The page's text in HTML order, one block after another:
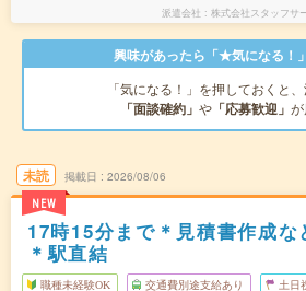
派遣会社 株式会社スタッフサ
興味があったら「★気になる！
「気になる！」を押しておくと
「面談確約」 や 「応募歓迎」 が
未読
NEW
掲載日 2026/08/06
17時15分まで＊見積書作成な
＊駅直結
職種未経験OK 交通費別途支給あり 土日